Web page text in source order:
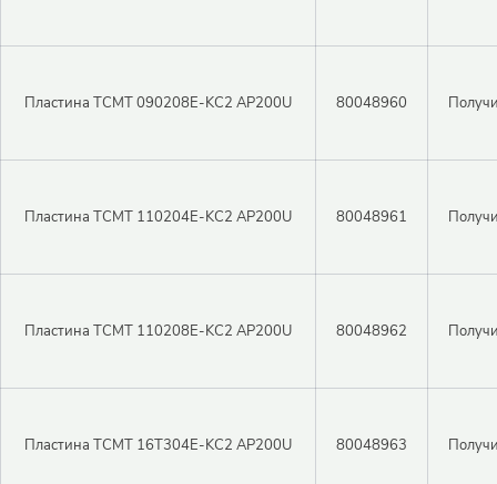
Пластина TCMT 090208E-KC2 AP200U 80048960
Пластина TCMT 110204E-KC2 AP200U 80048961
Пластина TCMT 110208E-KC2 AP200U 80048962
Пластина TCMT 16T304E-KC2 AP200U 80048963